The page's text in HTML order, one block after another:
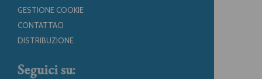
GESTIONE COOKIE
CONTATTACI
DISTRIBUZIONE
Seguici su: